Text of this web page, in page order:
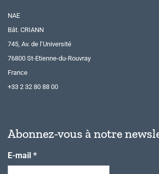
NAE
Bât. CRIANN
745, Av. de l’Université
76800 St-Etienne-du-Rouvray
France
+33 2 32 80 88 00
Abonnez-vous à notre
E-mail *